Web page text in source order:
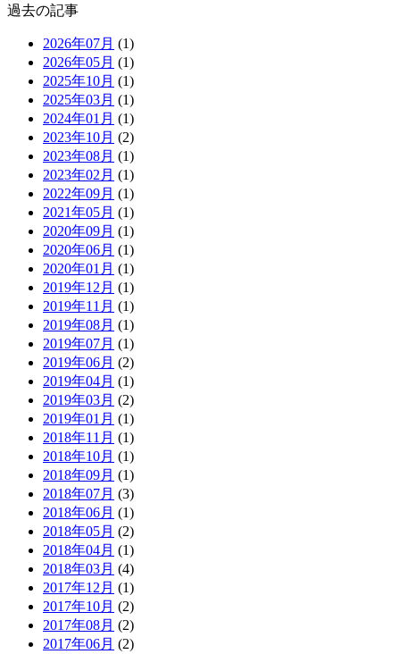
過去の記事
2026年07月 (1)
2026年05月 (1)
2025年10月 (1)
2025年03月 (1)
2024年01月 (1)
2023年10月 (2)
2023年08月 (1)
2023年02月 (1)
2022年09月 (1)
2021年05月 (1)
2020年09月 (1)
2020年06月 (1)
2020年01月 (1)
2019年12月 (1)
2019年11月 (1)
2019年08月 (1)
2019年07月 (1)
2019年06月 (2)
2019年04月 (1)
2019年03月 (2)
2019年01月 (1)
2018年11月 (1)
2018年10月 (1)
2018年09月 (1)
2018年07月 (3)
2018年06月 (1)
2018年05月 (2)
2018年04月 (1)
2018年03月 (4)
2017年12月 (1)
2017年10月 (2)
2017年08月 (2)
2017年06月 (2)